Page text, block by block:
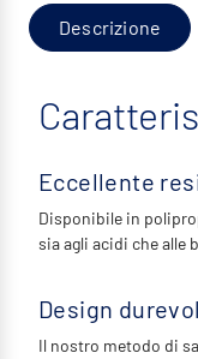
Descrizione
Eccellente
Disponibile in
sia agli acidi che alle
Design
Il nostro metodo di